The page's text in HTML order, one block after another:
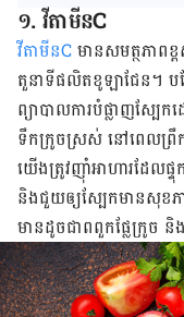
១. វីតាមីន​C
វីតាមីន​C ​​មាន​សមត្ថភាព​ខ្
តួនាទី​ផលិត​ខូឡាជែន។ ប
ព្យាបាល​ការ​បំផ្លាញ​ស្បែ
ទឹក​ក្រូច​ស្រស់​​ នៅ​ពេល​ព្រឹ
យើង​​ត្រូវ​ញ៉ាំ​អាហារ​ដែល​ផ្ទុ
និង​ជួយ​ឲ្យ​ស្បែក​​មាន​សុខភ
មាន​ដូចជា​ពពួក​ផ្លែ​ក្រូច និ